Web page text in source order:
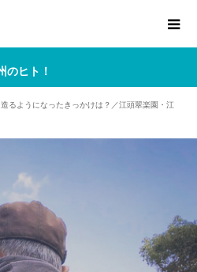
のヒト！
るようになったきっかけは？／江頭翠楽園・江